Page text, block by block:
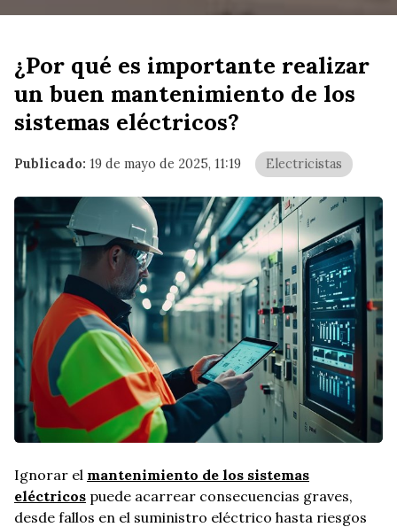
¿Por qué es importante realizar
un buen mantenimiento de los
sistemas eléctricos?
Publicado: 19 de mayo de 2025, 11:19 Electricistas
Ignorar el mantenimiento de los sistemas
eléctricos puede acarrear consecuencias graves,
desde fallos en el suministro eléctrico hasta riesgos